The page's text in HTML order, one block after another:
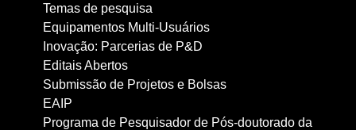
Temas de pesquisa
Equipamentos Multi-Usuários
Inovação: Parcerias de P&D
Editais Abertos
Submissão de Projetos e Bolsas
EAIP
Programa de Pesquisador de Pós-doutorado da